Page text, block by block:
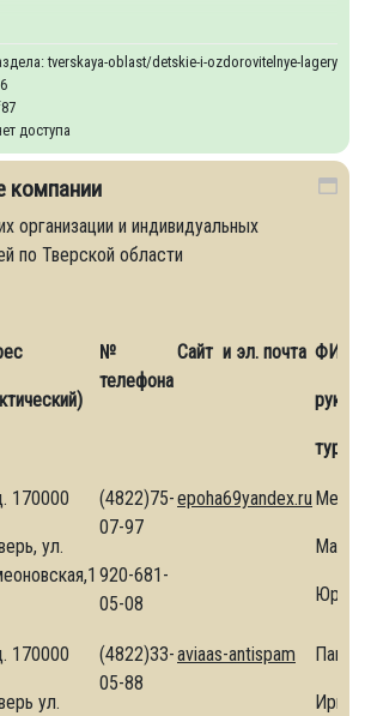
tverskaya-oblast/detskie-i-ozdorovitelnye-lagerya
доступа
компании
организации и индивидуальных
по Тверской области
№
телефона
Сайт и эл. почта ФИО
170000
ул.
(4822)75-
07-97
920-681-
05-08
epoha69yandex.ru
Мария
170000
ул.
(4822)33-
05-88
aviaas-antispam
Ирина